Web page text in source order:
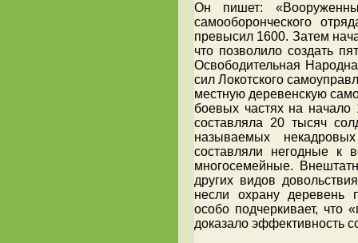
Он пишет:
самооборонческого
превысил 1600. Затем
что позволило создать
Освободительная
сил Локотского
местную деревенскую
боевых частях на
составляла 20 тысяч
называемых
составляли негодные к
многосемейные.
других видов
несли охрану деревень
особо подчеркивает, что
доказало эффективность